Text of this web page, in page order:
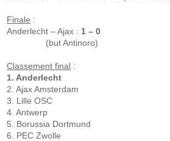
Finale :
Anderlecht – Ajax : 1 – 0
(but Antinoro)
Classement final :
1. Anderlecht
2. Ajax Amsterdam
3. Lille OSC
4. Antwerp
5. Borussia Dortmund
6. PEC Zwolle